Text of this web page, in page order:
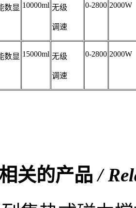
数显 10000ml 无级
调速
0-2800 2000W
数显 15000ml 无级
调速
0-2800 2000W
关的产品/